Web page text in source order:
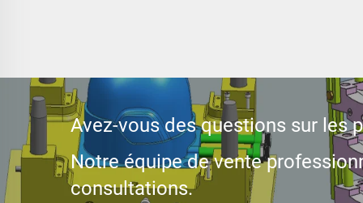
Avez-vous des questions sur les
Notre équipe de vente
consultations.